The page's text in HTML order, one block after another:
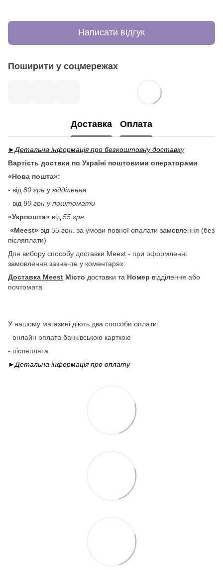
Написати відгук
Поширити у соцмережах
Доставка Оплата
►Детальна інформація про безкоштовну доставку
Вартість доствки по Україні поштовими операторами
«Нова пошта»:
- від 80 грн у відділення
- від 90 грн у поштомати
«Укрпошта» від 55 грн.
«Meest» від 55 грн. за умови повної опалати замовлення (без
післяплати)
Для вибору способу доставки Meest - при оформленні
замовлення зазначте у коментарях:
Доставка Meest Місто доставки та Номер відділення або
почтомата
У нашому магазині діють два способи оплати:
- онлайн оплата банківською карткою
- післяплата
►Детальна інформація про оплату